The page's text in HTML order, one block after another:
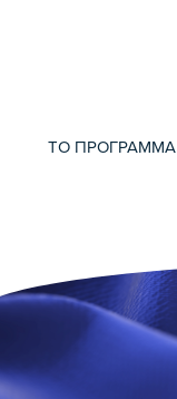
ΤΟ ΠΡΟΓΡΑΜΜΑ